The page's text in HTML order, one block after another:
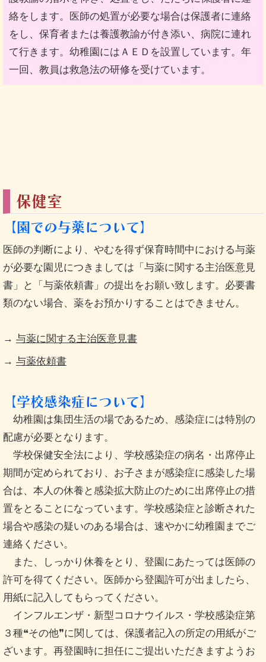
絡をします。医師の処置が必要な場合は保護者に連絡
をし、保育者または養護教諭が付き添い、病院に連れ
て行きます。幼稚園にはＡＥＤを設置しています。年
一回、教員は救急法の研修を受けています。
保健室
【園での与薬について】
医師の判断により、やむを得ず保育時間中における与薬
が必要な園児につきましては「与薬に関する主治医意見
書」と「与薬依頼書」の提出をお願い致します。必要書
類のない場合、薬をお預かりすることはできません。
→ 与薬に関する主治医意見書
→ 与薬依頼書
【学校感染症について】
幼稚園は集団生活の場であるため、感染症には特別の
配慮が必要となります。
学校保健安全法により、学校感染症の病名・出席停止
期間が定められており、お子さまが感染症に感染した場
合は、本人の休養と感染拡大防止のために出席停止の措
置をとることになっています。学校感染症と診断された
場合や感染の疑いのある場合は、速やかに幼稚園までご
連絡ください。
また、しっかり休養をとり、登園にあたっては医師の
許可を得てください。医師から登園許可が出ましたら、
用紙に記入してもらってください。
インフルエンザ・新型コロナウイルス・学校感染症第
３種❝その他❞に関しては、保護者記入の所定の用紙がご
ざいます。再登園時に担任にご提出いただきますようお